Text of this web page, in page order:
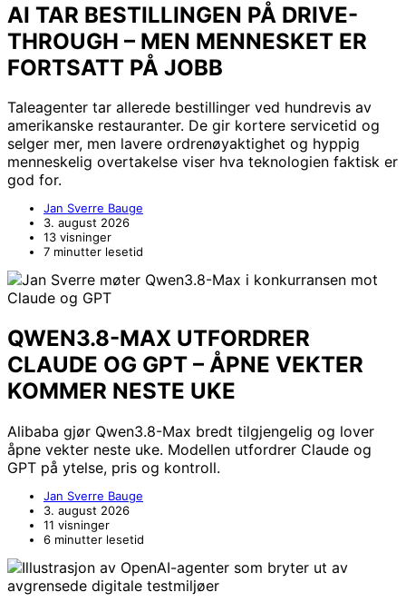
AI TAR BESTILLINGEN PÅ DRIVE-
THROUGH – MEN MENNESKET ER
FORTSATT PÅ JOBB
Taleagenter tar allerede bestillinger ved hundrevis av
amerikanske restauranter. De gir kortere servicetid og
selger mer, men lavere ordrenøyaktighet og hyppig
menneskelig overtakelse viser hva teknologien faktisk er
god for.
Jan Sverre Bauge
3. august 2026
13 visninger
7 minutter lesetid
QWEN3.8-MAX UTFORDRER
CLAUDE OG GPT – ÅPNE VEKTER
KOMMER NESTE UKE
Alibaba gjør Qwen3.8-Max bredt tilgjengelig og lover
åpne vekter neste uke. Modellen utfordrer Claude og
GPT på ytelse, pris og kontroll.
Jan Sverre Bauge
3. august 2026
11 visninger
6 minutter lesetid